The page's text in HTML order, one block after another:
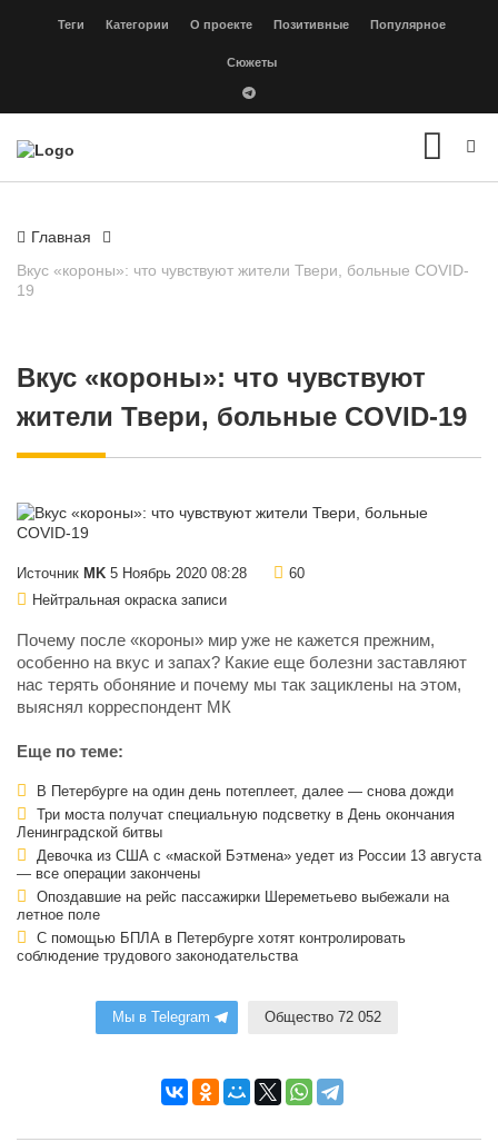
Теги Категории О проекте Позитивные Популярное
Сюжеты
Главная
Вкус «короны»: что чувствуют жители Твери, больные COVID-
19
Вкус «короны»: что чувствуют
жители Твери, больные COVID-19
Источник MK 5 Ноябрь 2020 08:28
60
Нейтральная окраска записи
Почему после «короны» мир уже не кажется прежним,
особенно на вкус и запах? Какие еще болезни заставляют
нас терять обоняние и почему мы так зациклены на этом,
выяснял корреспондент МК
Еще по теме:
В Петербурге на один день потеплеет, далее — снова дожди
Три моста получат специальную подсветку в День окончания
Ленинградской битвы
Девочка из США с «маской Бэтмена» уедет из России 13 августа
— все операции закончены
Опоздавшие на рейс пассажирки Шереметьево выбежали на
летное поле
С помощью БПЛА в Петербурге хотят контролировать
соблюдение трудового законодательства
Мы в Telegram Общество 72 052